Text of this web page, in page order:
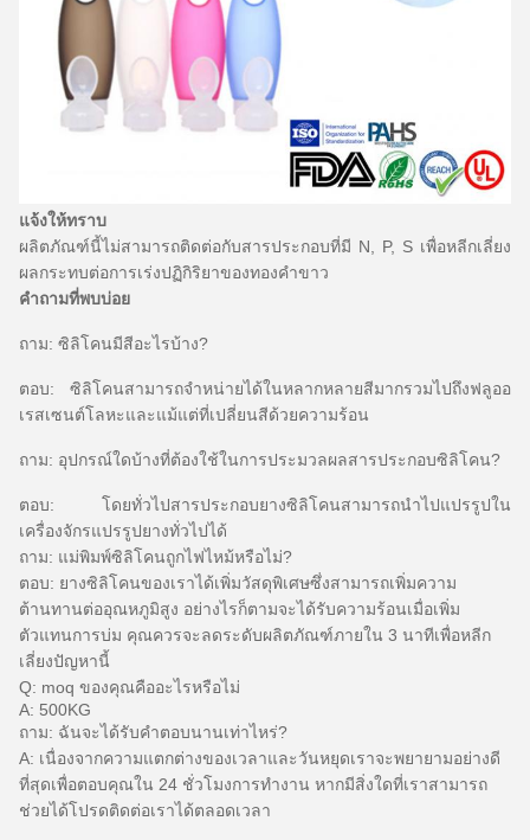
แจ้งให้ทราบ
ผลิตภัณฑ์นี้ไม่สามารถติดต่อกับสารประกอบที่มี N, P, S เพื่อหลีกเลี่ยง
ผลกระทบต่อการเร่งปฏิกิริยาของทองคำขาว
คำถามที่พบบ่อย
ถาม: ซิลิโคนมีสีอะไรบ้าง?
ตอบ: ซิลิโคนสามารถจำหน่ายได้ในหลากหลายสีมากรวมไปถึงฟลูออ
เรสเซนต์โลหะและแม้แต่ที่เปลี่ยนสีด้วยความร้อน
ถาม: อุปกรณ์ใดบ้างที่ต้องใช้ในการประมวลผลสารประกอบซิลิโคน?
ตอบ: โดยทั่วไปสารประกอบยางซิลิโคนสามารถนำไปแปรรูปใน
เครื่องจักรแปรรูปยางทั่วไปได้
ถาม: แม่พิมพ์ซิลิโคนถูกไฟไหม้หรือไม่?
ตอบ: ยางซิลิโคนของเราได้เพิ่มวัสดุพิเศษซึ่งสามารถเพิ่มความ
ต้านทานต่ออุณหภูมิสูง อย่างไรก็ตามจะได้รับความร้อนเมื่อเพิ่ม
ตัวแทนการบ่ม คุณควรจะลดระดับผลิตภัณฑ์ภายใน 3 นาทีเพื่อหลีก
เลี่ยงปัญหานี้
Q: moq ของคุณคืออะไรหรือไม่
A: 500KG
ถาม: ฉันจะได้รับคำตอบนานเท่าไหร่?
A: เนื่องจากความแตกต่างของเวลาและวันหยุดเราจะพยายามอย่างดี
ที่สุดเพื่อตอบคุณใน 24 ชั่วโมงการทำงาน หากมีสิ่งใดที่เราสามารถ
ช่วยได้โปรดติดต่อเราได้ตลอดเวลา